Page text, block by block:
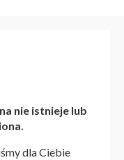
nie istnieje lub
dla Ciebie